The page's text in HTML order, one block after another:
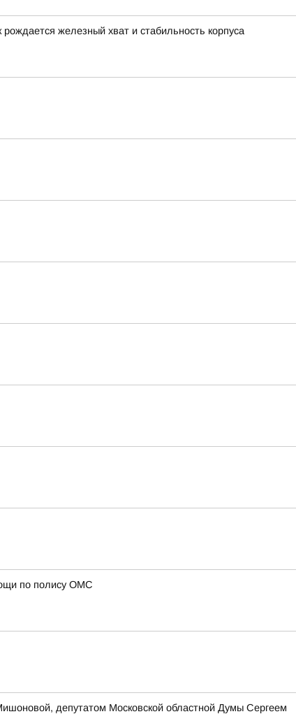
железный хват и стабильность корпуса
по полису ОМС
депутатом Московской областной Думы Сергеем